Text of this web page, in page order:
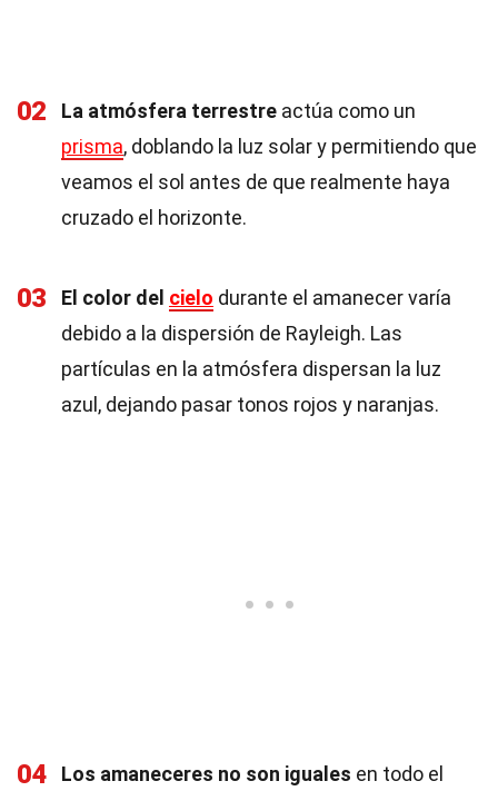
02 La atmósfera terrestre actúa como un
prisma, doblando la luz solar y permitiendo que
veamos el sol antes de que realmente haya
cruzado el horizonte.
03 El color del cielo durante el amanecer varía
debido a la dispersión de Rayleigh. Las
partículas en la atmósfera dispersan la luz
azul, dejando pasar tonos rojos y naranjas.
04 Los amaneceres no son iguales en todo el